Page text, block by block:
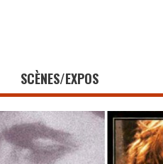
SCÈNES/EXPOS